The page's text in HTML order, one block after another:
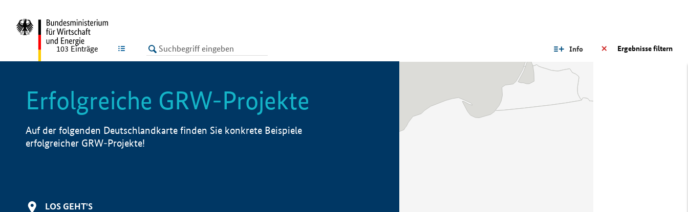
LISTE Ergebnisse filtern
Info
103 Einträge
Erfolgreiche GRW-Projekte
Auf der folgenden Deutschlandkarte finden Sie konkrete Beispiele
erfolgreicher GRW-Projekte!
LOS GEHT'S